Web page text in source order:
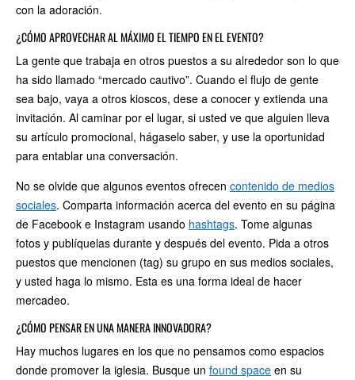
con la adoración.
¿CÓMO APROVECHAR AL MÁXIMO EL TIEMPO EN EL EVENTO?
La gente que trabaja en otros puestos a su alrededor son lo que
ha sido llamado “mercado cautivo”. Cuando el flujo de gente
sea bajo, vaya a otros kioscos, dese a conocer y extienda una
invitación. Al caminar por el lugar, si usted ve que alguien lleva
su artículo promocional, hágaselo saber, y use la oportunidad
para entablar una conversación.
No se olvide que algunos eventos ofrecen contenido de medios
sociales. Comparta información acerca del evento en su página
de Facebook e Instagram usando hashtags. Tome algunas
fotos y publíquelas durante y después del evento. Pida a otros
puestos que mencionen (tag) su grupo en sus medios sociales,
y usted haga lo mismo. Esta es una forma ideal de hacer
mercadeo.
¿CÓMO PENSAR EN UNA MANERA INNOVADORA?
Hay muchos lugares en los que no pensamos como espacios
donde promover la iglesia. Busque un found space en su